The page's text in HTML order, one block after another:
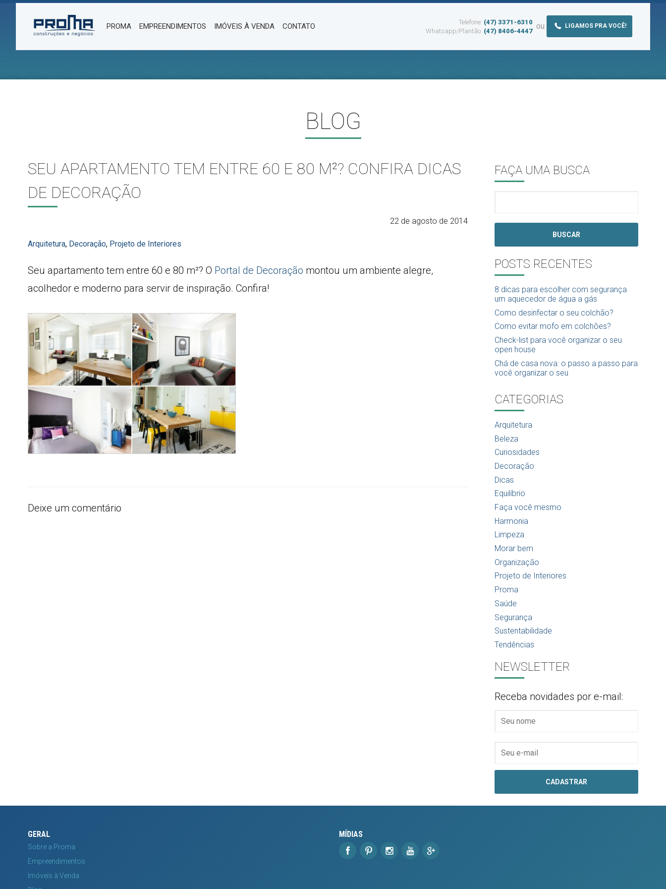
Telefone: (47) 3371-6310
Whatsapp/Plantão: (47) 8406-4447
ou LIGAMOS PRA VOCÊ!
PROMA EMPREENDIMENTOS IMÓVEIS À VENDA CONTATO
BLOG
SEU APARTAMENTO TEM ENTRE 60 E 80 M²? CONFIRA DICAS
DE DECORAÇÃO
22 de agosto de 2014
Arquitetura, Decoração, Projeto de Interiores
Seu apartamento tem entre 60 e 80 m²? O Portal de Decoração montou um ambiente alegre,
acolhedor e moderno para servir de inspiração. Confira!
Deixe um comentário
FAÇA UMA BUSCA
BUSCAR
POSTS RECENTES
8 dicas para escolher com segurança
um aquecedor de água a gás
Como desinfectar o seu colchão?
Como evitar mofo em colchões?
Check-list para você organizar o seu
open house
Chá de casa nova: o passo a passo para
você organizar o seu
CATEGORIAS
Arquitetura
Beleza
Curiosidades
Decoração
Dicas
Equilíbrio
Faça você mesmo
Harmonia
Limpeza
Morar bem
Organização
Projeto de Interiores
Proma
Saúde
Segurança
Sustentabilidade
Tendências
NEWSLETTER
Receba novidades por e-mail:
GERAL
Sobre a Proma
Empreendimentos
Imóveis à Venda
MÍDIAS